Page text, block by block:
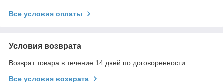
Все условия оплаты
Условия возврата
Возврат товара в течение 14 дней по договоренности
Все условия возврата